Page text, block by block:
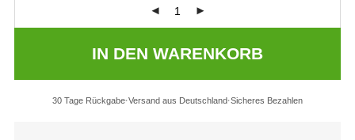
IN DEN WARENKORB
30 Tage Rückgabe Versand aus Deutschland Sicheres Bezahlen